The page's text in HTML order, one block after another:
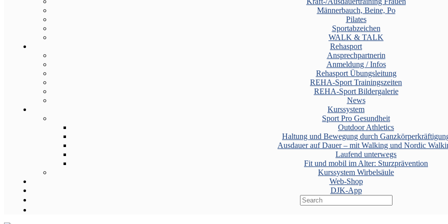
Männerbauch, Beine, Po
Pilates
Sportabzeichen
WALK & TALK
Rehasport
Ansprechpartnerin
Anmeldung / Infos
Rehasport Übungsleitung
REHA-Sport Trainingszeiten
REHA-Sport Bildergalerie
News
Kurssystem
Sport Pro Gesundheit
Outdoor Athletics
Haltung und Bewegung durch
Ausdauer auf Dauer – mit Walking und Nordic
Laufend unterwegs
Fit und mobil im Alter: Sturzprävention
Kurssystem Wirbelsäule
Web-Shop
DJK-App